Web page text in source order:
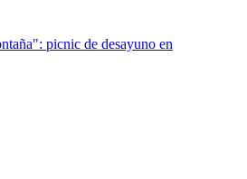
picnic de desayuno en